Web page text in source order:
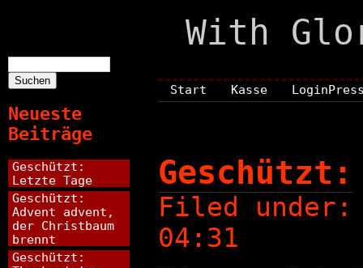
With
Start Kasse
Geschützt:
Filed
04:31
nach:
Neueste
Beiträge
Geschützt:
Letzte Tage
Geschützt:
Advent advent,
der Christbaum
brennt
Geschützt: